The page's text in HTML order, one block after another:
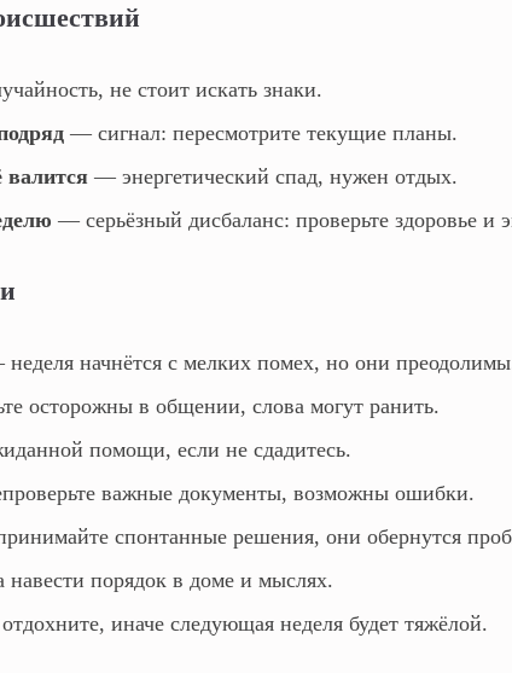
не стоит искать знаки.
— сигнал: пересмотрите текущие планы.
— энергетический спад, нужен отдых.
— серьёзный дисбаланс: проверьте здоровье и
начнётся с мелких помех, но они
осторожны в общении, слова могут ранить.
помощи, если не сдадитесь.
важные документы, возможны ошибки.
спонтанные решения, они обернутся
порядок в доме и мыслях.
иначе следующая неделя будет тяжёлой.